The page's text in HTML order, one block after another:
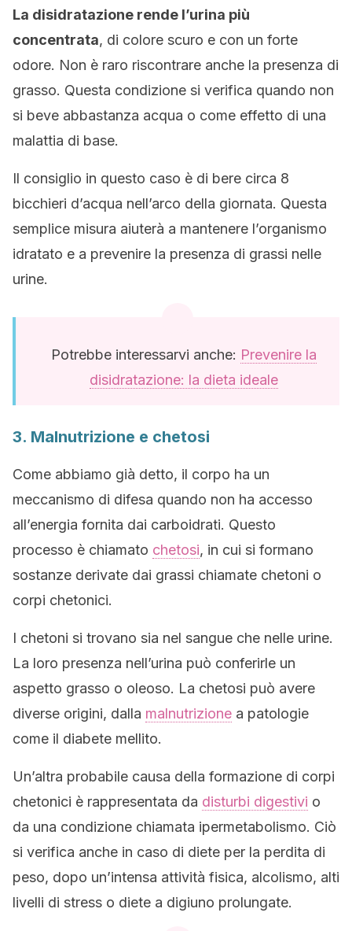
La disidratazione rende l’urina più
concentrata, di colore scuro e con un forte
odore. Non è raro riscontrare anche la presenza di
grasso. Questa condizione si verifica quando non
si beve abbastanza acqua o come effetto di una
malattia di base.
Il consiglio in questo caso è di bere circa 8
bicchieri d’acqua nell’arco della giornata. Questa
semplice misura aiuterà a mantenere l’organismo
idratato e a prevenire la presenza di grassi nelle
urine.
Potrebbe interessarvi anche: Prevenire la
disidratazione: la dieta ideale
3. Malnutrizione e chetosi
Come abbiamo già detto, il corpo ha un
meccanismo di difesa quando non ha accesso
all’energia fornita dai carboidrati. Questo
processo è chiamato chetosi, in cui si formano
sostanze derivate dai grassi chiamate chetoni o
corpi chetonici.
I chetoni si trovano sia nel sangue che nelle urine.
La loro presenza nell’urina può conferirle un
aspetto grasso o oleoso. La chetosi può avere
diverse origini, dalla malnutrizione a patologie
come il diabete mellito.
Un’altra probabile causa della formazione di corpi
chetonici è rappresentata da disturbi digestivi o
da una condizione chiamata ipermetabolismo. Ciò
si verifica anche in caso di diete per la perdita di
peso, dopo un’intensa attività fisica, alcolismo, alti
livelli di stress o diete a digiuno prolungate.